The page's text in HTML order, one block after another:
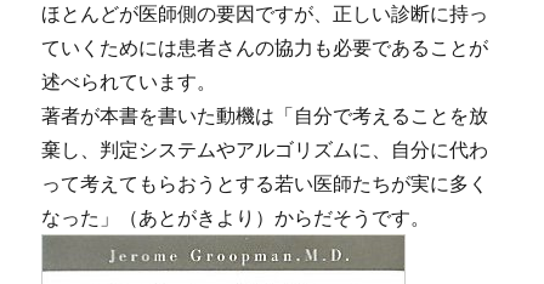
ほとんどが医師側の要因ですが、正しい診断に持っ
ていくためには患者さんの協力も必要であることが
述べられています。
著者が本書を書いた動機は「自分で考えることを放
棄し、判定システムやアルゴリズムに、自分に代わ
って考えてもらおうとする若い医師たちが実に多く
なった」（あとがきより）からだそうです。